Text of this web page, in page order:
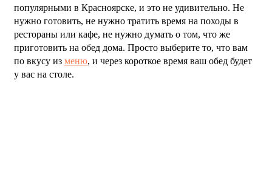
популярными в Красноярске, и это не удивительно. Не
нужно готовить, не нужно тратить время на походы в
рестораны или кафе, не нужно думать о том, что же
приготовить на обед дома. Просто выберите то, что вам
по вкусу из меню, и через короткое время ваш обед будет
у вас на столе.